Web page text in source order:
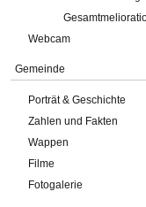
Webcam
Gemeinde
Porträt & Geschichte
Zahlen und Fakten
Wappen
Filme
Fotogalerie